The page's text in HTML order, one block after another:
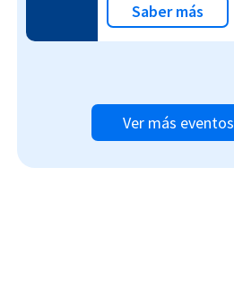
Saber más
Ver más eventos